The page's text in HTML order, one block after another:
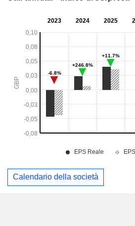
Calendario della società